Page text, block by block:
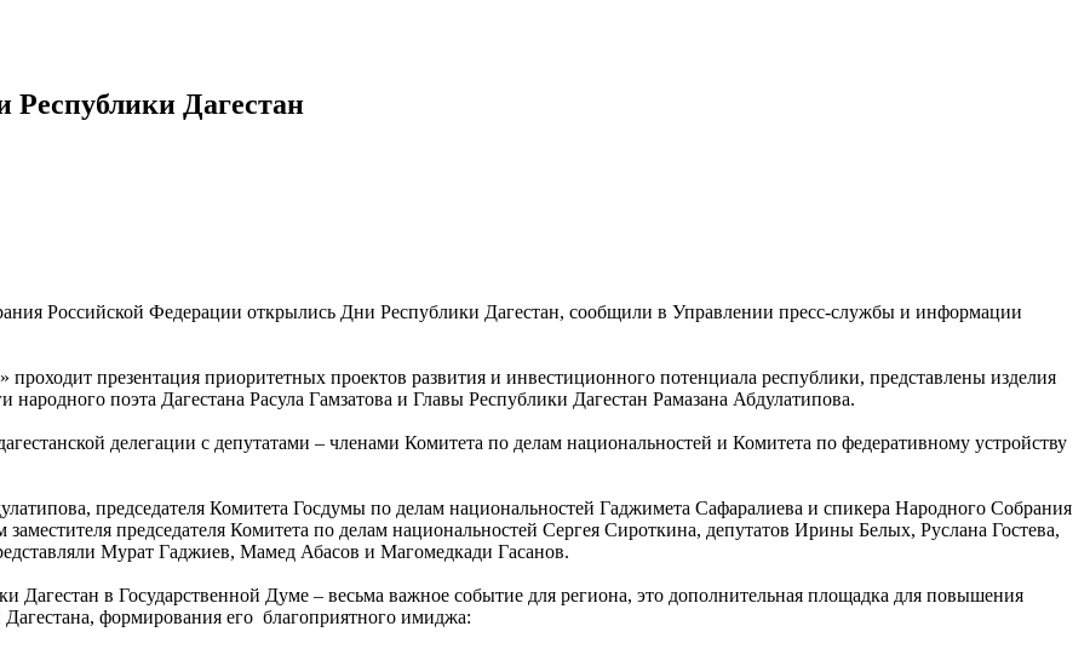
Республики Дагестан
Российской Федерации открылись Дни Республики Дагестан, сообщили в Управлении пресс-службы и информации
презентация приоритетных проектов развития и инвестиционного потенциала республики, представлены изделия
поэта Дагестана Расула Гамзатова и Главы Республики Дагестан Рамазана Абдулатипова.
делегации с депутатами – членами Комитета по делам национальностей и Комитета по федеративному устройству
председателя Комитета Госдумы по делам национальностей Гаджимета Сафаралиева и спикера Народного Собрания
председателя Комитета по делам национальностей Сергея Сироткина, депутатов Ирины Белых, Руслана Гостева,
Мурат Гаджиев, Мамед Абасов и Магомедкади Гасанов.
Дагестан в Государственной Думе – весьма важное событие для региона, это дополнительная площадка для повышения
формирования его благоприятного имиджа: